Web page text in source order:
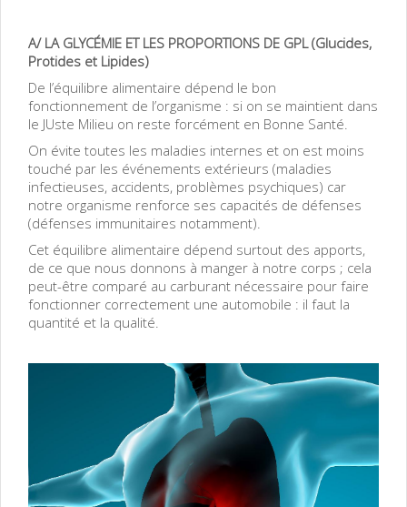
A/ LA GLYCÉMIE ET LES PROPORTIONS DE GPL (Glucides,
Protides et Lipides)
De l’équilibre alimentaire dépend le bon
fonctionnement de l’organisme : si on se maintient dans
le JUste Milieu on reste forcément en Bonne Santé.
On évite toutes les maladies internes et on est moins
touché par les événements extérieurs (maladies
infectieuses, accidents, problèmes psychiques) car
notre organisme renforce ses capacités de défenses
(défenses immunitaires notamment).
Cet équilibre alimentaire dépend surtout des apports,
de ce que nous donnons à manger à notre corps ; cela
peut-être comparé au carburant nécessaire pour faire
fonctionner correctement une automobile : il faut la
quantité et la qualité.